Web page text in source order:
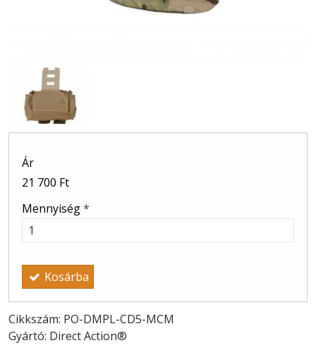
Ár
21 700 Ft
Mennyiség*
Kosárba
Cikkszám: PO-DMPL-CD5-MCM
Gyártó: Direct Action®